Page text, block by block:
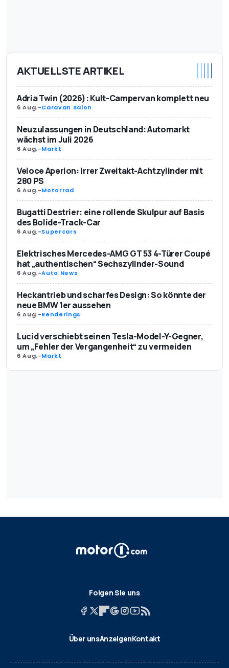
AKTUELLSTE ARTIKEL
Adria Twin (2026): Kult-Campervan komplett neu
6 Aug.-Caravan Salon
Neuzulassungen in Deutschland: Automarkt
wächst im Juli 2026
6 Aug.-Markt
Veloce Aperion: Irrer Zweitakt-Achtzylinder mit
280 PS
6 Aug.-Motorrad
Bugatti Destrier: eine rollende Skulpur auf Basis
des Bolide-Track-Car
6 Aug.-Supercars
Elektrisches Mercedes-AMG GT 53 4-Türer Coupé
hat „authentischen“ Sechszylinder-Sound
6 Aug.-Auto News
Heckantrieb und scharfes Design: So könnte der
neue BMW 1er aussehen
6 Aug.-Renderings
Lucid verschiebt seinen Tesla-Model-Y-Gegner,
um „Fehler der Vergangenheit“ zu vermeiden
6 Aug.-Markt
Folgen Sie uns
Über unsAnzeigenKontakt